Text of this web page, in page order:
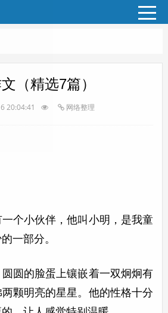
（精选7篇）
20:04:41 网络整理
个小伙伴，他叫小明，是我童
一部分。
圆的脸蛋上镶嵌着一双炯炯有
颗明亮的星星。他的性格十分